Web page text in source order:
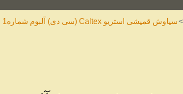
سیاوش قمیشی استریو Caltex (سی دی) آلبوم شماره1